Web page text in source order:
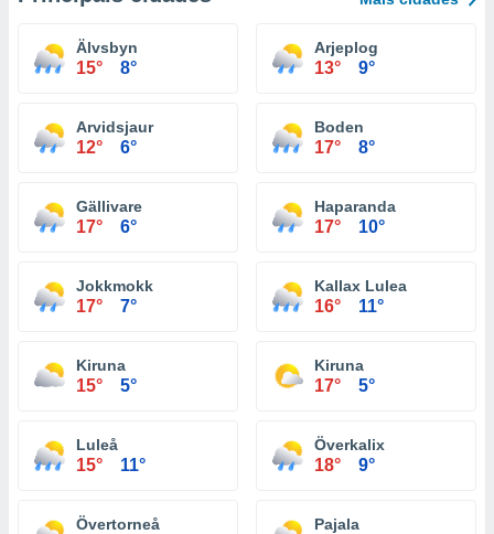
Älvsbyn
15° 8°
Arjeplog
13° 9°
Arvidsjaur
12° 6°
Boden
17° 8°
Gällivare
17° 6°
Haparanda
17° 10°
Jokkmokk
17° 7°
Kallax Lulea
16° 11°
Kiruna
15° 5°
Kiruna
17° 5°
Luleå
15° 11°
Överkalix
18° 9°
Övertorneå Pajala